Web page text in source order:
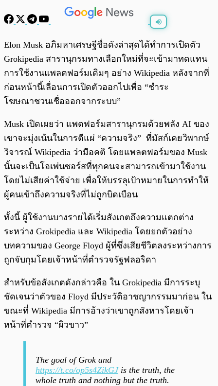
/ 0:00
Elon Musk อภิมหาเศรษฐีชื่อดังล่าสุดได้ทำการเปิดตัว
Grokipedia สารานุกรมทางเลือกใหม่ที่จะเข้ามาทดแทน
การใช้งานแพลตฟอร์มเดิมๆ อย่าง Wikipedia หลังจากที่
ก่อนหน้านี้เลื่อนการเปิดตัวออกไปเพื่อ “ชำระ
โฆษณาชวนเชื่อออกจากระบบ”
Musk เปิดเผยว่า แพตฟอร์มสารานุกรมด้วยพลัง AI ของ
เขาจะมุ่งเน้นในการตีแผ่ “ความจริง” ที่มัสก์เคยวิพากษ์
วิจารณ์ Wikipedia ว่ามีอคติ โดยแพลตฟอร์มของ Musk
นั้นจะเป็นโอเพ่นซอร์สที่ทุกคนจะสามารถเข้ามาใช้งาน
โดยไม่เสียค่าใช้จ่าย เพื่อให้บรรลุเป้าหมายในการทำให้
ผู้คนเข้าถึงความจริงที่ไม่ถูกบิดเบือน
ทั้งนี้ ผู้ใช้งานบางรายได้เริ่มสังเกตถึงความแตกต่าง
ระหว่าง Grokipedia และ Wikipedia โดยยกตัวอย่าง
บทความของ George Floyd ผู้ที่ซึ่งเสียชีวิตลงระหว่างการ
ถูกจับกุมโดยเจ้าหน้าที่ตำรวจรัฐฟลอริดา
สำหรับข้อสังเกตดังกล่าวคือ ใน Grokipedia มีการระบุ
ชัดเจนว่าตัวของ Floyd มีประวัติอาชญากรรมมาก่อน ใน
ขณะที่ Wikipedia มีการอ้างว่าเขาถูกสังหารโดยเจ้า
หน้าที่ตำรวจ “ผิวขาว”
The goal of Grok and
https://t.co/op5s4ZikGJis the truth, the
whole truth and nothing but the truth.